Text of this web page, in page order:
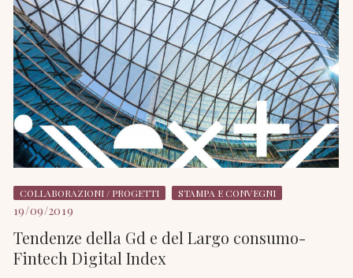
COLLABORAZIONI / PROGETTI STAMPA E CONVEGNI
19/09/2019
Tendenze della Gd e del Largo consumo-
Fintech Digital Index